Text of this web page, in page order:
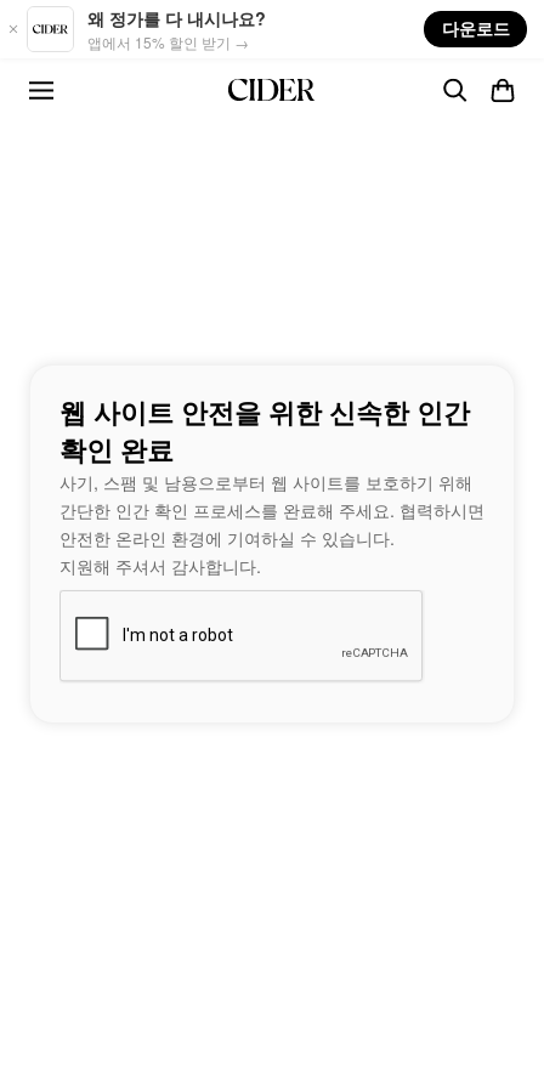
Skip to main content
왜 정가를 다 내시나요?
앱에서 15% 할인 받기 →
다운로드
웹 사이트 안전을 위한 신속한 인간
확인 완료
사기, 스팸 및 남용으로부터 웹 사이트를 보호하기 위해
간단한 인간 확인 프로세스를 완료해 주세요. 협력하시면
안전한 온라인 환경에 기여하실 수 있습니다.
지원해 주셔서 감사합니다.